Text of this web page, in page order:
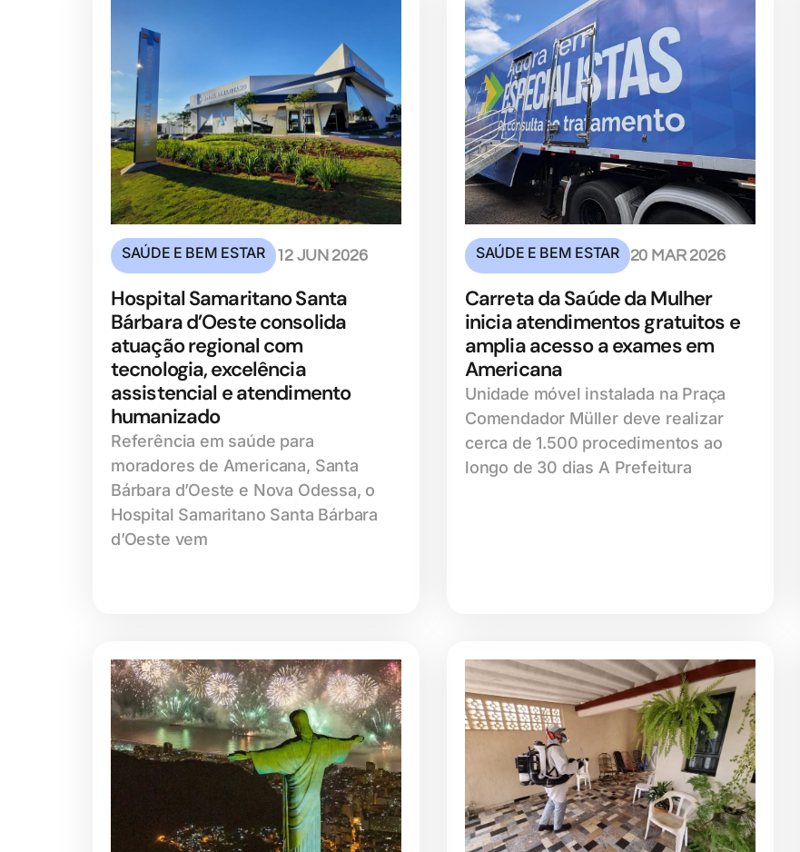
SAÚDE E BEM ESTAR 12 JUN 2026
Hospital Samaritano Santa
Bárbara d’Oeste consolida
atuação regional com
tecnologia, excelência
assistencial e atendimento
humanizado
Referência em saúde para
moradores de Americana, Santa
Bárbara d’Oeste e Nova Odessa, o
Hospital Samaritano Santa Bárbara
d’Oeste vem
SAÚDE E BEM ESTAR 20 MAR 2026
Carreta da Saúde da Mulher
inicia atendimentos gratuitos e
amplia acesso a exames em
Americana
Unidade móvel instalada na Praça
Comendador Müller deve realizar
cerca de 1.500 procedimentos ao
longo de 30 dias A Prefeitura